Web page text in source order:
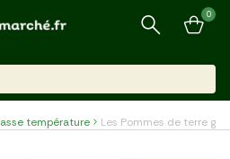
0
température Les Pommes de terre